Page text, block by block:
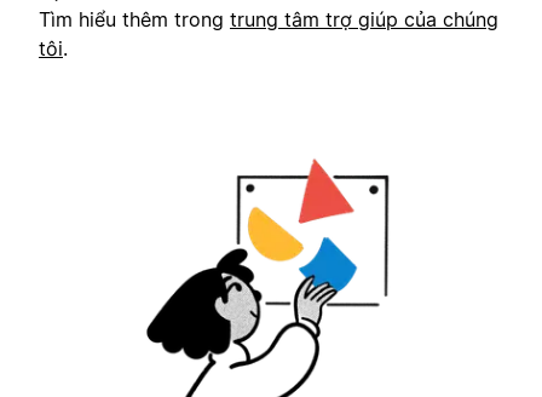
Tìm hiểu thêm trong trung tâm trợ giúp của chúng
tôi.